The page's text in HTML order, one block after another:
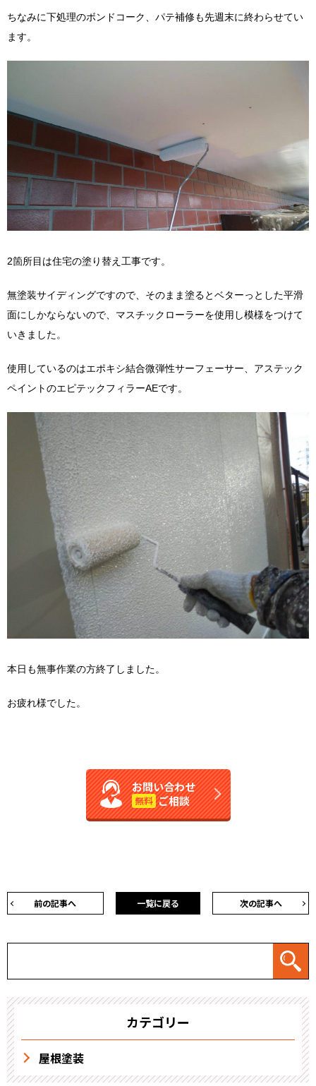
ちなみに下処理のボンドコーク、パテ補修も先週末に終わらせてい
ます。
2箇所目は住宅の塗り替え工事です。
無塗装サイディングですので、そのまま塗るとベターっとした平滑
面にしかならないので、マスチックローラーを使用し模様をつけて
いきました。
使用しているのはエポキシ結合微弾性サーフェーサー、アステック
ペイントのエピテックフィラーAEです。
本日も無事作業の方終了しました。
お疲れ様でした。
お問い合わせ
無料 ご相談
前の記事へ 次の記事へ
一覧に戻る
カテゴリー
屋根塗装